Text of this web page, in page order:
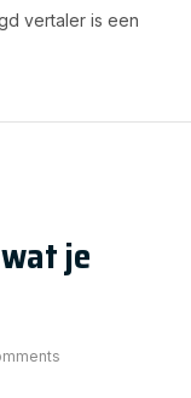
vertaler is een
je